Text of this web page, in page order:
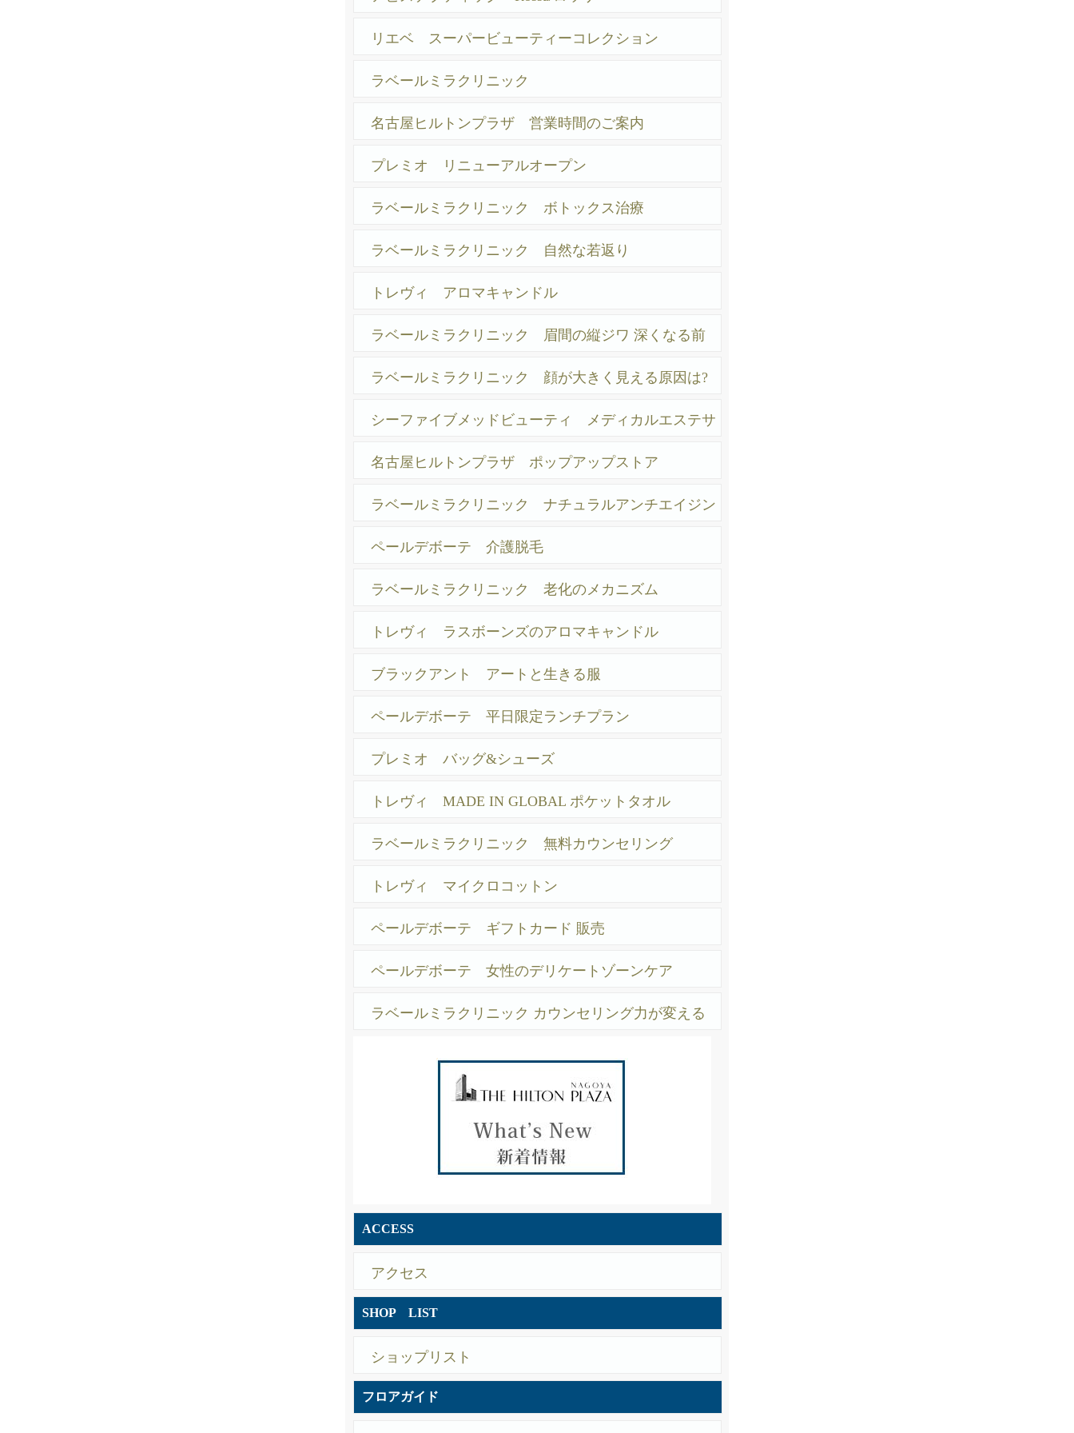
リエベ スーパービューティーコレクション
ラベールミラクリニック
名古屋ヒルトンプラザ 営業時間のご案内
プレミオ リニューアルオープン
ラベールミラクリニック ボトックス治療
ラベールミラクリニック 自然な若返り
トレヴィ アロマキャンドル
ラベールミラクリニック 眉間の縦ジワ 深くなる前
ラベールミラクリニック 顔が大きく見える原因は?
シーファイブメッドビューティ メディカルエステサ
ロン
名古屋ヒルトンプラザ ポップアップストア
ラベールミラクリニック ナチュラルアンチエイジン
ペールデボーテ 介護脱毛
ラベールミラクリニック 老化のメカニズム
トレヴィ ラスボーンズのアロマキャンドル
ブラックアント アートと生きる服
ペールデボーテ 平日限定ランチプラン
プレミオ バッグ&シューズ
トレヴィ MADE IN GLOBAL ポケットタオル
ラベールミラクリニック 無料カウンセリング
トレヴィ マイクロコットン
ペールデボーテ ギフトカード 販売
ペールデボーテ 女性のデリケートゾーンケア
ラベールミラクリニック カウンセリング力が変える
ACCESS
アクセス
SHOP LIST
ショップリスト
フロアガイド